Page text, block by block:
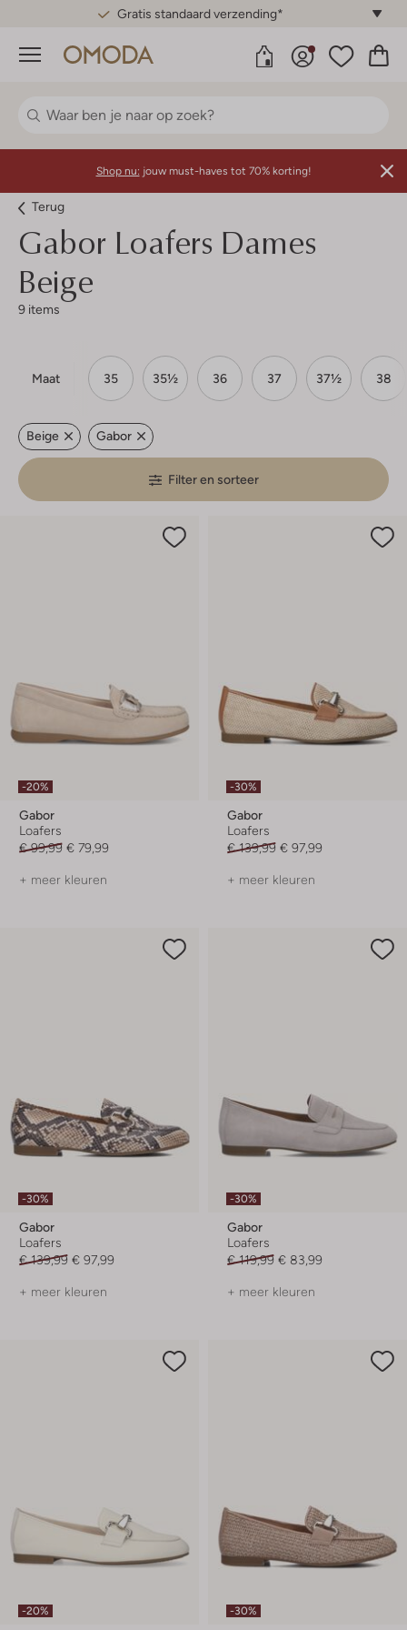
Gratis standaard verzending*
Menu
Shop nu: jouw must-haves tot 70% korting!
Terug
Gabor Loafers Dames
Beige
9 items
Maat 35 35½ 36 37 37½ 38
Beige Gabor
Filter en sorteer
-20%
Gabor
Loafers
€ 99,99 € 79,99
+ meer kleuren
-30%
Gabor
Loafers
€ 139,99 € 97,99
+ meer kleuren
-30%
Gabor
Loafers
€ 139,99 € 97,99
+ meer kleuren
-30%
Gabor
Loafers
€ 119,99 € 83,99
+ meer kleuren
-20% -30%